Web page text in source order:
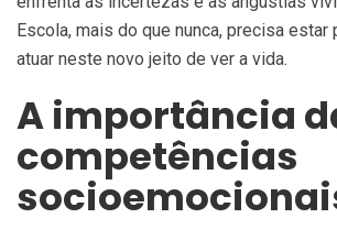
Escola, mais do que nunca, precisa estar
atuar neste novo jeito de ver a vida.
A importância
competências